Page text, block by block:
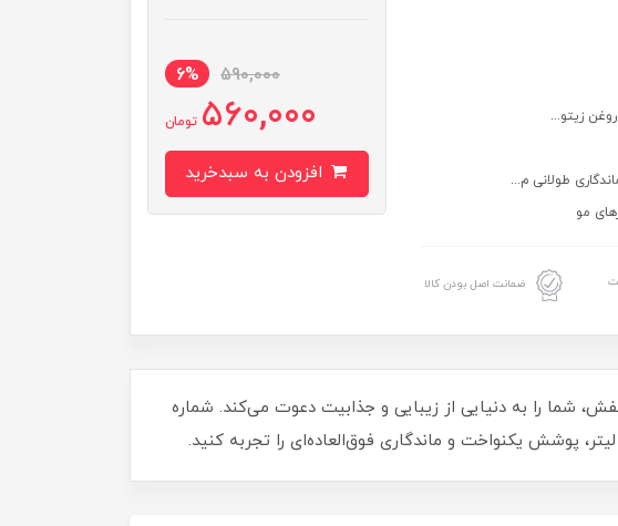
زیتو...
طولانی‌ م...
مو
ضمانت اصل بودن کالا
590,000
6%
560,000 تومان
شما را به دنیایی از زیبایی و جذابیت دعوت می‌کند. شماره